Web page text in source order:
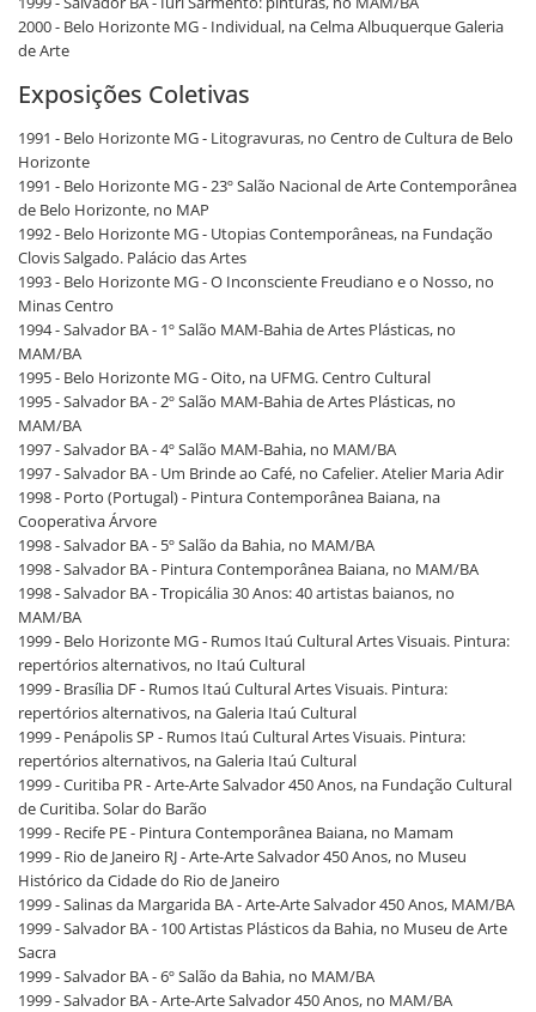
2000 - Belo Horizonte MG - Individual, na Celma Albuquerque Galeria
de Arte
Exposições Coletivas
1991 - Belo Horizonte MG - Litogravuras, no Centro de Cultura de Belo
Horizonte
1991 - Belo Horizonte MG - 23º Salão Nacional de Arte Contemporânea
de Belo Horizonte, no MAP
1992 - Belo Horizonte MG - Utopias Contemporâneas, na Fundação
Clovis Salgado. Palácio das Artes
1993 - Belo Horizonte MG - O Inconsciente Freudiano e o Nosso, no
Minas Centro
1994 - Salvador BA - 1º Salão MAM-Bahia de Artes Plásticas, no
MAM/BA
1995 - Belo Horizonte MG - Oito, na UFMG. Centro Cultural
1995 - Salvador BA - 2º Salão MAM-Bahia de Artes Plásticas, no
MAM/BA
1997 - Salvador BA - 4º Salão MAM-Bahia, no MAM/BA
1997 - Salvador BA - Um Brinde ao Café, no Cafelier. Atelier Maria Adir
1998 - Porto (Portugal) - Pintura Contemporânea Baiana, na
Cooperativa Árvore
1998 - Salvador BA - 5º Salão da Bahia, no MAM/BA
1998 - Salvador BA - Pintura Contemporânea Baiana, no MAM/BA
1998 - Salvador BA - Tropicália 30 Anos: 40 artistas baianos, no
MAM/BA
1999 - Belo Horizonte MG - Rumos Itaú Cultural Artes Visuais. Pintura:
repertórios alternativos, no Itaú Cultural
1999 - Brasília DF - Rumos Itaú Cultural Artes Visuais. Pintura:
repertórios alternativos, na Galeria Itaú Cultural
1999 - Penápolis SP - Rumos Itaú Cultural Artes Visuais. Pintura:
repertórios alternativos, na Galeria Itaú Cultural
1999 - Curitiba PR - Arte-Arte Salvador 450 Anos, na Fundação Cultural
de Curitiba. Solar do Barão
1999 - Recife PE - Pintura Contemporânea Baiana, no Mamam
1999 - Rio de Janeiro RJ - Arte-Arte Salvador 450 Anos, no Museu
Histórico da Cidade do Rio de Janeiro
1999 - Salinas da Margarida BA - Arte-Arte Salvador 450 Anos, MAM/BA
1999 - Salvador BA - 100 Artistas Plásticos da Bahia, no Museu de Arte
Sacra
1999 - Salvador BA - 6º Salão da Bahia, no MAM/BA
1999 - Salvador BA - Arte-Arte Salvador 450 Anos, no MAM/BA